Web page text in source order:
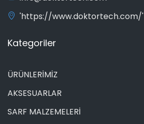
'https://www.doktortech.com/'
Kategoriler
ÜRÜNLERİMİZ
AKSESUARLAR
SARF MALZEMELERİ